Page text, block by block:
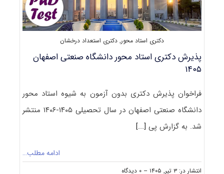
دکتری استاد محور, دکتری استعداد درخشان
پذیرش دکتری استاد محور دانشگاه صنعتی اصفهان
۱۴۰۵
فراخوان پذیرش دکتری بدون آزمون به شیوه استاد محور
دانشگاه صنعتی اصفهان در سال تحصیلی ۱۴۰۵-۱۴۰۶ منتشر
شد. به گزارش پی[...]
ادامه مطلب…
انتشار در: ۳ تیر, ۱۴۰۵ -- ۰ دیدگاه
on